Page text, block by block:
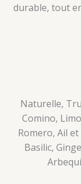
durable, tout
Naturelle,
Comino,
Romero, Ail
Basilic,